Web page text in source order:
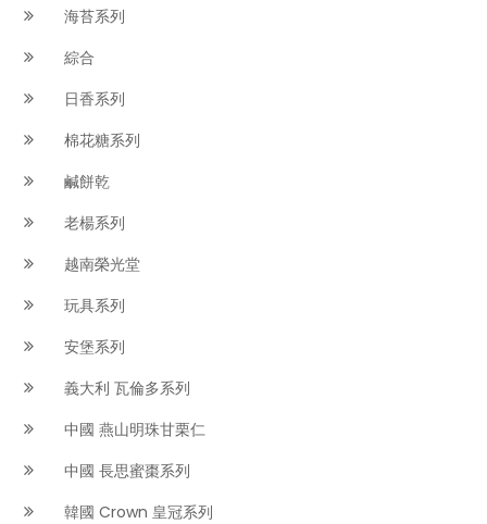
海苔系列
綜合
日香系列
棉花糖系列
鹹餅乾
老楊系列
越南榮光堂
玩具系列
安堡系列
義大利 瓦倫多系列
中國 燕山明珠甘栗仁
中國 長思蜜棗系列
韓國 Crown 皇冠系列